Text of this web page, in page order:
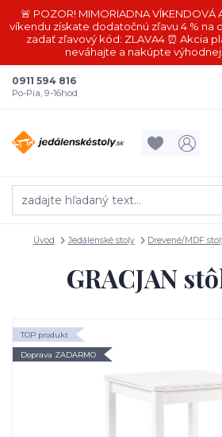
🚨 POZOR! MIMORIADNA VÍKENDOVÁ
víkendu získate dodatočnú zľavu 4 % na
zadať zľavový kód: ZLAVA4 ⏰ Akcia
neváhajte a nakúpte
0911 594 816
Po-Pia, 9-16hod
Úvod Jedálenské stoly Drevené/MDF
GRACJAN
TOP produkt
Doprava ZADARMO